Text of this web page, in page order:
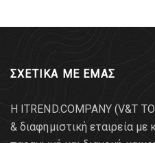
ΣΧΕΤΙΚΑ ΜΕ ΕΜΑΣ
Η ITREND.COMPANY (V&T
& διαφημιστική εταιρεία